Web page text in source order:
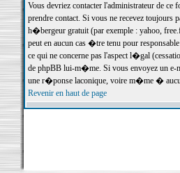
Vous devriez contacter l'administrateur de
prendre contact. Si vous ne recevez
h�bergeur gratuit (par exemple : yahoo,
peut en aucun cas �tre tenu pour
ce qui ne concerne pas l'aspect l�gal
de phpBB lui-m�me. Si vous envoyez un e-
une r�ponse laconique, voire m�me �
Revenir en haut de page